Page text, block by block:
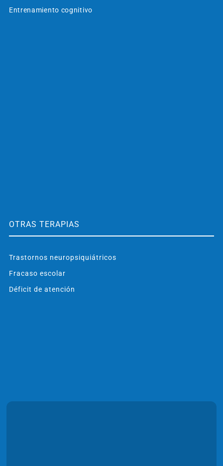
Entrenamiento cognitivo
OTRAS TERAPIAS
Trastornos neuropsiquiátricos
Fracaso escolar
Déficit de atención